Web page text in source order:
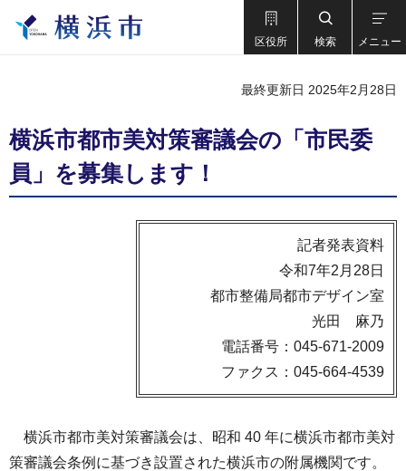
区役所 検索 メニュー
最終更新日 2025年2月28日
横浜市都市美対策審議会の「市民委
員」を募集します！
記者発表資料
令和7年2月28日
都市整備局都市デザイン室
光田 麻乃
電話番号：045-671-2009
ファクス：045-664-4539
横浜市都市美対策審議会は、昭和 40 年に横浜市都市美対
策審議会条例に基づき設置された横浜市の附属機関です。